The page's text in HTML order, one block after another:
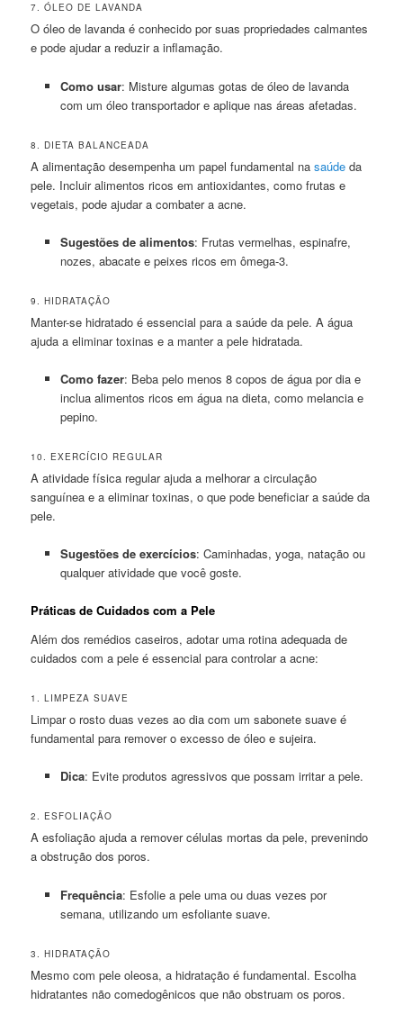
7. ÓLEO DE LAVANDA
O óleo de lavanda é conhecido por suas propriedades calmantes
e pode ajudar a reduzir a inflamação.
Como usar: Misture algumas gotas de óleo de lavanda
com um óleo transportador e aplique nas áreas afetadas.
8. DIETA BALANCEADA
A alimentação desempenha um papel fundamental nasaúde da
pele. Incluir alimentos ricos em antioxidantes, como frutas e
vegetais, pode ajudar a combater a acne.
Sugestões de alimentos: Frutas vermelhas, espinafre,
nozes, abacate e peixes ricos em ômega-3.
9. HIDRATAÇÃO
Manter-se hidratado é essencial para a saúde da pele. A água
ajuda a eliminar toxinas e a manter a pele hidratada.
Como fazer: Beba pelo menos 8 copos de água por dia e
inclua alimentos ricos em água na dieta, como melancia e
pepino.
10. EXERCÍCIO REGULAR
A atividade física regular ajuda a melhorar a circulação
sanguínea e a eliminar toxinas, o que pode beneficiar a saúde da
pele.
Sugestões de exercícios: Caminhadas, yoga, natação ou
qualquer atividade que você goste.
Práticas de Cuidados com a Pele
Além dos remédios caseiros, adotar uma rotina adequada de
cuidados com a pele é essencial para controlar a acne:
1. LIMPEZA SUAVE
Limpar o rosto duas vezes ao dia com um sabonete suave é
fundamental para remover o excesso de óleo e sujeira.
Dica: Evite produtos agressivos que possam irritar a pele.
2. ESFOLIAÇÃO
A esfoliação ajuda a remover células mortas da pele, prevenindo
a obstrução dos poros.
Frequência: Esfolie a pele uma ou duas vezes por
semana, utilizando um esfoliante suave.
3. HIDRATAÇÃO
Mesmo com pele oleosa, a hidratação é fundamental. Escolha
hidratantes não comedogênicos que não obstruam os poros.